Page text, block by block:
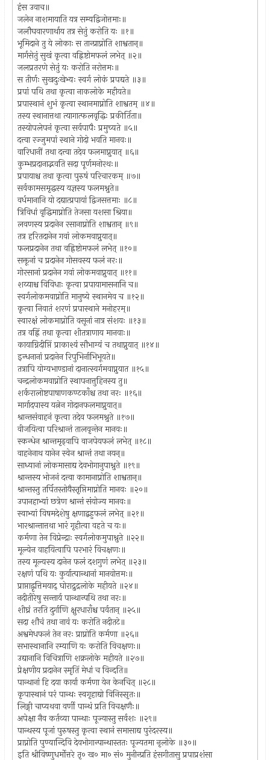
हंस उवाच॥
जलेन नाशमायाति यत्र सम्यद्विजोत्तमाः॥
जलौघवारणार्थाय तत्र सेतुं करोति यः ॥१॥
भूमिदाने तु ये लोकाः स तान्प्राप्नोति शाश्वतान्॥
मार्गसेतुं सुखं कृत्वा वह्निष्टोमफलं लभेत् ॥२॥
जलप्रतरणे सेतुं यः करोति नरोत्तमः॥
स तीर्णः सुखदुःखेभ्यः स्वर्ग लोकं प्रपद्यते ॥३॥
प्रपां पथि तथा कृत्वा नाकलोके महीयते॥
प्रपास्थानं शुभं कृत्वा स्थानमाप्नोति शाश्वतम् ॥४॥
तस्य स्थानात्तथा त्यागात्फलवृद्धिः प्रकीर्तिता॥
तस्योपलेपनं कृत्वा सर्वपापैः प्रमुच्यते ॥५॥
दत्त्वा रज्जुमपां स्थाने गोदो भवति मानवः॥
वारिधानीं तथा दत्त्वा तदेव फलमाप्नुयात् ॥६॥
कुम्भप्रदानाद्भवति सदा पूर्णमनोरथः॥
प्रपायाश्च तथा कृत्वा पुरुषं परिचारकम् ॥७॥
सर्वकामसमृद्धस्य यज्ञस्य फलमश्नुते॥
वर्धमानानि यो दद्यात्प्रपायां द्विजसत्तमाः ॥८॥
त्रिविधां वृद्धिमाप्नोति तेजसा यशसा श्रिया॥
लवणस्य प्रदानेन रसानाप्नोति शाश्वतान् ॥९॥
तत्र हरितदानेन गवां लोकमवाप्नुयात्॥
फलप्रदानेन तथा वह्निष्टोमफलं लभेत् ॥१०॥
सक्तूनां च प्रदानेन गोसवस्य फलं नरः॥
गोरसानां प्रदानेन गवां लोकमवाप्नुयात् ॥११॥
शय्याश्च विविधाः कृत्वा प्रपायामासनानि च॥
स्वर्गलोकमवाप्नोति मानुष्ये स्थानमेव च ॥१२॥
कृत्वा निवातं शरणं प्रपास्थाने मनोहरम्॥
स्वारक्षं लोकमाप्नोति वसूनां नात्र संशयः ॥१३॥
तत्र वह्निं तथा कृत्वा शीतत्राणाय मानवाः॥
कायाग्निदीप्तिं प्राकाश्यं सौभाग्यं च तथाप्नुयात् ॥१४॥
इन्धनानां प्रदानेन रिपुभिर्नाभिभूयते॥
तत्रापि योग्यभाण्डानां दानात्स्वर्गमवाप्नुयात ॥१५॥
चन्द्रलोकमवाप्नोति स्थापनात्तुहिनस्य तु॥
शर्करालोष्टपाषाणकण्टकाँश्च तथा नरः ॥१६॥
मार्गादपास्य यत्नेन गोदानफलमाप्नुयात्॥
श्रान्तसंवाहनं कृत्वा तदेव फलमश्नुते ॥१७॥
वीजयित्वा परिश्रान्तं तालवृन्तेन मानवः॥
स्कन्धेन श्रान्तमृढ्वापि वाजपेयफलं लभेत् ॥१८॥
वाहनेनाथ यानेन स्वेन श्रान्तं तथा नयन्॥
साध्यानां लोकमासाद्य देवभोगानुपाश्नुते ॥१९॥
श्रान्तस्य भोजनं दत्त्वा कामानाप्नोति शाश्वतान्॥
श्रान्तस्तु तर्पितस्तोयैस्तृप्तिमाप्नोति मानवः ॥२०॥
उपानहाभ्यां छत्रेण श्रान्तं संयोज्य मानवः॥
स्वाभ्यां विषमदेशेषु क्षणाद्बहुफलं लभेत् ॥२१॥
भारश्रान्तात्तथा भारं गृहीत्वा वहते च यः॥
कर्मणा तेन विप्रेन्द्राः स्वर्गलोकमुपाश्नुते ॥२२॥
मूल्येन वाहयित्वापि परभारं विचक्षणः॥
तस्य मूल्यस्य दानेन फलं दशगुणं लभेत् ॥२३॥
रक्षणं पथि यः कुर्यात्पान्थानां मानवोत्तमः॥
प्राप्ताद्वृत्तिमयाद् घोराद्रुद्रलोके महीयते ॥२४॥
नदीतीरेषु सन्तार्य पान्थान्पथि तथा नरः॥
शीघ्रं तरति दुर्गाणि क्षुरधाराँश्च पर्वतान् ॥२५॥
सदा शौचं तथा नावं यः करोति नदीतटे॥
अश्वमेधफलं तेन नरः प्राप्नोति कर्मणा ॥२६॥
सभास्थानानि रम्याणि यः करोति विचक्षणः॥
उद्यानानि विचित्राणि शक्रलोके महीयते ॥२७॥
प्रेक्षणीय प्रदानेन स्मृतिं मेधां च विन्दति॥
पान्थानां हि दया कार्या कर्मणा येन केनचित् ॥२८॥
कृपास्थानं परं पान्थः स्वगृहाद्यो विनिस्सृतः॥
लिङ्गी चाप्यथवा वर्णी पान्थं प्रति विचक्षणैः॥
अपेक्षा नैव कर्तव्या पान्थाः पूज्यास्तु सर्वशः ॥२९॥
पान्थस्य पूजां पुरुषस्तु कृत्वा स्थानं समासाद्य पुरंदरस्य॥
प्राप्नोति पुण्यान्दिवि देवभोगान्पान्थास्ततः पूज्यतमा नृलोके ॥३०॥
इति श्रीविष्णुधर्मोत्तरे तृ० ख० मा० सं० मुनीन्प्रति हंसगीतासु प्रपाप्रशंसा